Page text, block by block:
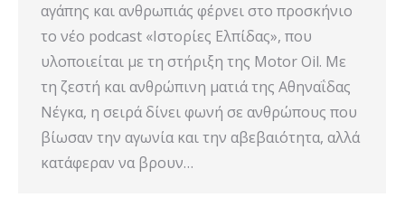
αγάπης και ανθρωπιάς φέρνει στο προσκήνιο
το νέο podcast «Ιστορίες Ελπίδας», που
υλοποιείται με τη στήριξη της Motor Oil. Με
τη ζεστή και ανθρώπινη ματιά της Αθηναΐδας
Νέγκα, η σειρά δίνει φωνή σε ανθρώπους που
βίωσαν την αγωνία και την αβεβαιότητα, αλλά
κατάφεραν να βρουν…